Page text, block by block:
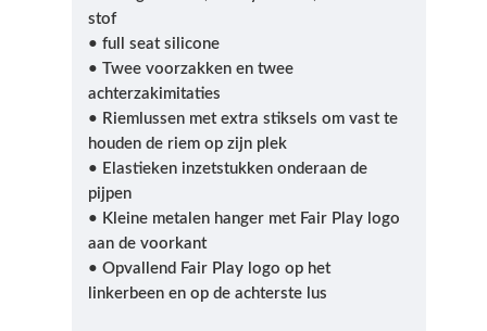
stof
• full seat silicone
• Twee voorzakken en twee
achterzakimitaties
• Riemlussen met extra stiksels om vast te
houden de riem op zijn plek
• Elastieken inzetstukken onderaan de
pijpen
• Kleine metalen hanger met Fair Play logo
aan de voorkant
• Opvallend Fair Play logo op het
linkerbeen en op de achterste lus